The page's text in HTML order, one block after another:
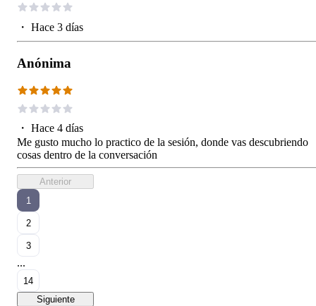
・ Hace 3 días
Anónima
・ Hace 4 días
Me gusto mucho lo practico de la sesión, donde vas descubriendo
cosas dentro de la conversación
Anterior
1
2
3
...
14
Siguiente